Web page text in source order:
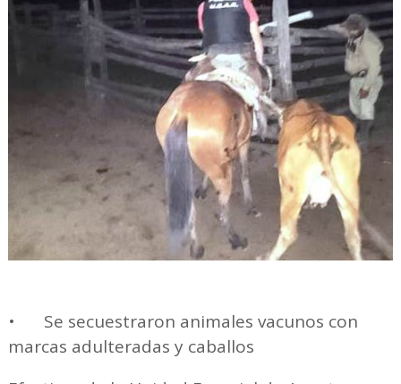
•
Se secuestraron animales vacunos con
marcas adulteradas y caballos